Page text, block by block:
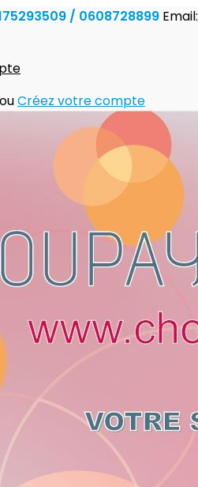
/ 0608728899 Email:
ouCréez votre compte